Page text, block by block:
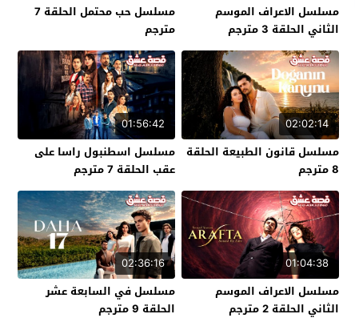
مسلسل الاعراف الموسم
الثاني الحلقة 3 مترجم
مسلسل حب محتمل الحلقة 7
مترجم
02:02:14
مسلسل قانون الطبيعة الحلقة
8 مترجم
01:56:42
مسلسل اسطنبول راسا على
عقب الحلقة 7 مترجم
01:04:38
مسلسل الاعراف الموسم
الثاني الحلقة 2 مترجم
02:36:16
مسلسل في السابعة عشر
الحلقة 9 مترجم